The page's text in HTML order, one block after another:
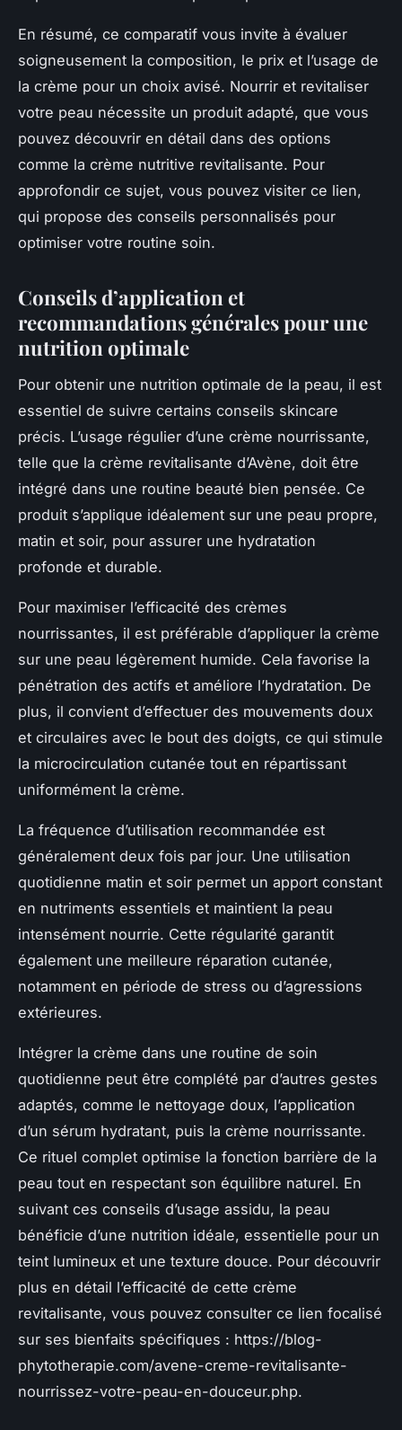
En résumé, ce comparatif vous invite à évaluer
soigneusement la composition, le prix et l’usage de
la crème pour un choix avisé. Nourrir et revitaliser
votre peau nécessite un produit adapté, que vous
pouvez découvrir en détail dans des options
comme la crème nutritive revitalisante. Pour
approfondir ce sujet, vous pouvez visiter ce lien,
qui propose des conseils personnalisés pour
optimiser votre routine soin.
Conseils d’application et
recommandations générales pour une
nutrition optimale
Pour obtenir une nutrition optimale de la peau, il est
essentiel de suivre certains conseils skincare
précis. L’usage régulier d’une crème nourrissante,
telle que la crème revitalisante d’Avène, doit être
intégré dans une routine beauté bien pensée. Ce
produit s’applique idéalement sur une peau propre,
matin et soir, pour assurer une hydratation
profonde et durable.
Pour maximiser l’efficacité des crèmes
nourrissantes, il est préférable d’appliquer la crème
sur une peau légèrement humide. Cela favorise la
pénétration des actifs et améliore l’hydratation. De
plus, il convient d’effectuer des mouvements doux
et circulaires avec le bout des doigts, ce qui stimule
la microcirculation cutanée tout en répartissant
uniformément la crème.
La fréquence d’utilisation recommandée est
généralement deux fois par jour. Une utilisation
quotidienne matin et soir permet un apport constant
en nutriments essentiels et maintient la peau
intensément nourrie. Cette régularité garantit
également une meilleure réparation cutanée,
notamment en période de stress ou d’agressions
extérieures.
Intégrer la crème dans une routine de soin
quotidienne peut être complété par d’autres gestes
adaptés, comme le nettoyage doux, l’application
d’un sérum hydratant, puis la crème nourrissante.
Ce rituel complet optimise la fonction barrière de la
peau tout en respectant son équilibre naturel. En
suivant ces conseils d’usage assidu, la peau
bénéficie d’une nutrition idéale, essentielle pour un
teint lumineux et une texture douce. Pour découvrir
plus en détail l’efficacité de cette crème
revitalisante, vous pouvez consulter ce lien focalisé
sur ses bienfaits spécifiques : https://blog-
phytotherapie.com/avene-creme-revitalisante-
nourrissez-votre-peau-en-douceur.php.